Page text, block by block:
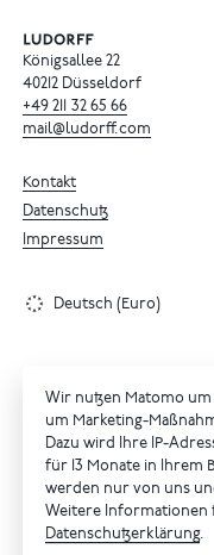
Königsallee 22
40212 Düsseldorf
+49 211 32 65 66
mail@ludorff.com
Kontakt
Datenschutz
Impressum
Deutsch (Euro)
Wir nutzen Matomo um
um Marketing-
Dazu wird Ihre IP-
für 13 Monate in Ihrem
werden nur von uns
Weitere Informationen
Datenschutzerklärung.